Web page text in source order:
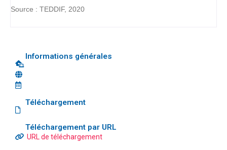
Source : TEDDIF, 2020
Informations générales
Téléchargement
Téléchargement par URL
URL de téléchargement